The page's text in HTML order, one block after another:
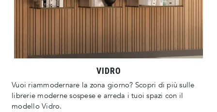
VIDRO
Vuoi riammodernare la zona giorno? Scopri di più sulle
librerie moderne sospese e arreda i tuoi spazi con il
modello Vidro.